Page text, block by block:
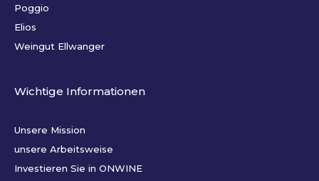
Poggio
Elios
Weingut Ellwanger
Wichtige Informationen
Unsere Mission
unsere Arbeitsweise
Investieren Sie in ONWINE